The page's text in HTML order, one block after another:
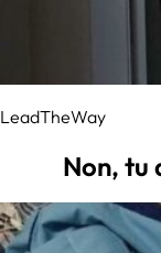
LeadTheWay
Non, tu